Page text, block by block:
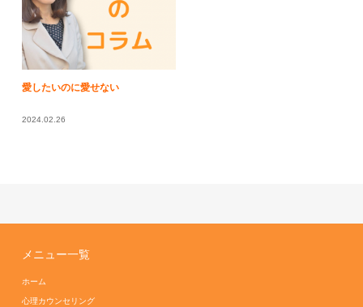
愛したいのに愛せない
2024.02.26
メニュー一覧
ホーム
心理カウンセリング